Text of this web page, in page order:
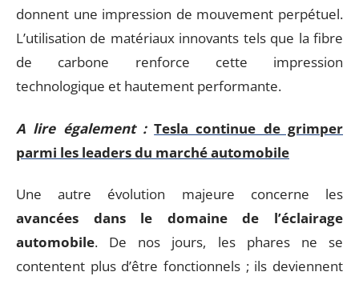
donnent une impression de mouvement perpétuel.
L’utilisation de matériaux innovants tels que la fibre
de carbone renforce cette impression
technologique et hautement performante.
A lire également : Tesla continue de grimper
parmi les leaders du marché automobile
Une autre évolution majeure concerne les
avancées dans le domaine de l’éclairage
automobile. De nos jours, les phares ne se
contentent plus d’être fonctionnels ; ils deviennent